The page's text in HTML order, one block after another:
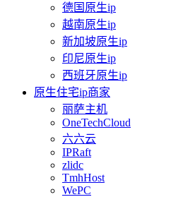
德国原生ip
越南原生ip
新加坡原生ip
印尼原生ip
西班牙原生ip
原生住宅ip商家
丽萨主机
OneTechCloud
六六云
IPRaft
zlidc
TmhHost
WePC